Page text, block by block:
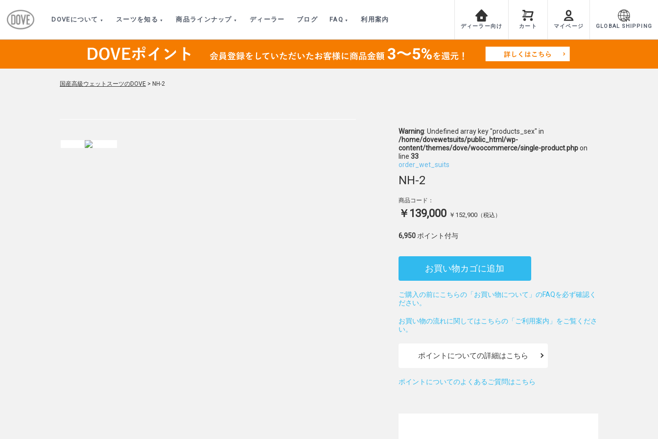
DOVEについて スーツを知る 商品ラインナップ ディーラー ブログ FAQ 利用案内
ディーラー向け カート マイページ GLOBAL SHIPPING
国産高級ウェットスーツのDOVE > NH-2
Warning: Undefined array key "products_sex" in
/home/dovewetsuits/public_html/wp-
content/themes/dove/woocommerce/single-product.phpon
line 33
order_wet_suits
NH-2
商品コード：
￥139,000 ￥152,900 （税込）
6,950 ポイント付与
お買い物カゴに追加
ご購入の前にこちらの「お買い物について」のFAQを必ず確認く
ださい。
お買い物の流れに関してはこちらの「ご利用案内」をご覧くださ
い。
ポイントについての詳細はこちら
ポイントについてのよくあるご質問はこちら